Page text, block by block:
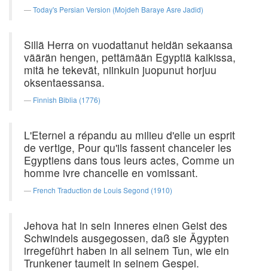
Today's Persian Version (Mojdeh Baraye Asre Jadid)
Sillä Herra on vuodattanut heidän sekaansa
väärän hengen, pettämään Egyptiä kaikissa,
mitä he tekevät, niinkuin juopunut horjuu
oksentaessansa.
Finnish Biblia (1776)
L'Eternel a répandu au milieu d'elle un esprit
de vertige, Pour qu'ils fassent chanceler les
Egyptiens dans tous leurs actes, Comme un
homme ivre chancelle en vomissant.
French Traduction de Louis Segond (1910)
Jehova hat in sein Inneres einen Geist des
Schwindels ausgegossen, daß sie Ägypten
irregeführt haben in all seinem Tun, wie ein
Trunkener taumelt in seinem Gespei.